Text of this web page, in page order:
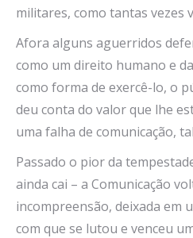
militares, como tantas vezes
Afora alguns aguerridos
como um direito humano e
como forma de exercê-lo, o
deu conta do valor que lhe
uma falha de comunicação,
Passado o pior da
ainda cai – a Comunicação
incompreensão, deixada em
com que se lutou e venceu